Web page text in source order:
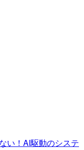
い！AI駆動のシステ